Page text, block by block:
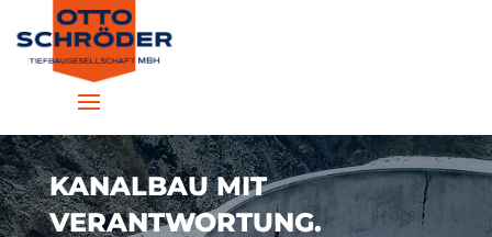
KANALBAU MIT
VERANTWORTUNG.